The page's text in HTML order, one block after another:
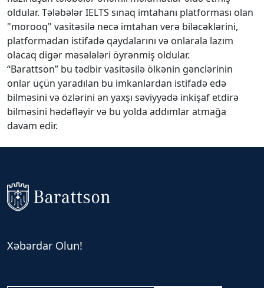
oldular. Tələbələr IELTS sınaq imtahanı platforması olan
"morooq" vasitəsilə necə imtahan verə biləcəklərini,
platformadan istifadə qaydalarını və onlarala lazım
olacaq digər məsələləri öyrənmiş oldular.
“Barattson” bu tədbir vasitəsilə ölkənin gənclərinin
onlar üçün yaradılan bu imkanlardan istifadə edə
bilməsini və özlərini ən yaxşı səviyyədə inkişaf etdirə
bilməsini hədəfləyir və bu yolda addımlar atmağa
davam edir.
Xəbərdar Olun!